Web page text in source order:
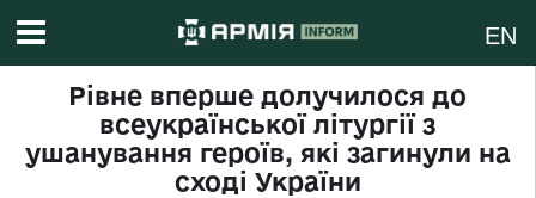
EN
Рівне вперше долучилося до
всеукраїнської літургії з
ушанування героїв, які загинули на
сході України